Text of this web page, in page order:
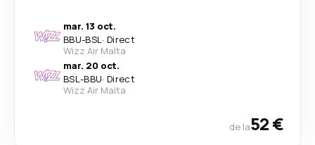
mar. 13 oct.
BBU-BSL· Direct
Wizz Air Malta
mar. 20 oct.
BSL-BBU· Direct
Wizz Air Malta
de la52 €